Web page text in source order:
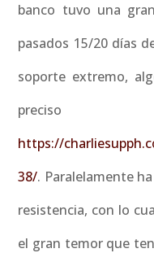
banco tuvo una
pasados 15/20 días
soporte extremo,
https://
38/. Paralelamente
resistencia, con lo
el gran temor que